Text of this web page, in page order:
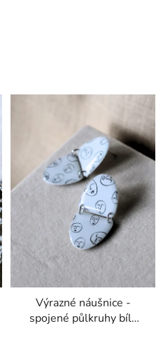
Výrazné náušnice -
spojené půlkruhy bílá